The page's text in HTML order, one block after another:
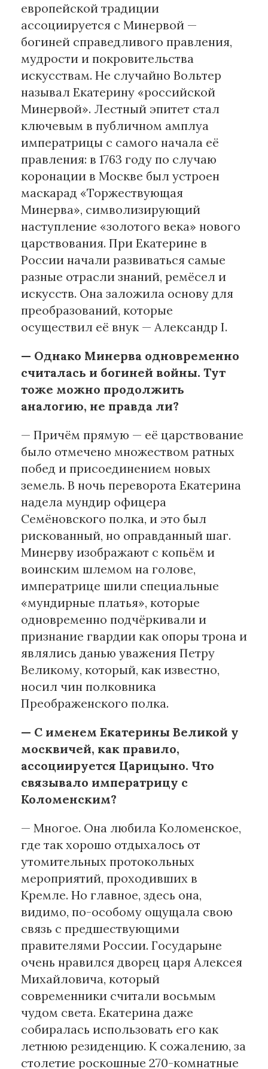
европейской традиции
ассоциируется с Минервой —
богиней справедливого правления,
мудрости и покровительства
искусствам. Не случайно Вольтер
называл Екатерину «российской
Минервой». Лестный эпитет стал
ключевым в публичном амплуа
императрицы с самого начала её
правления: в 1763 году по случаю
коронации в Москве был устроен
маскарад «Торжествующая
Минерва», символизирующий
наступление «золотого века» нового
царствования. При Екатерине в
России начали развиваться самые
разные отрасли знаний, ремёсел и
искусств. Она заложила основу для
преобразований, которые
осуществил её внук — Александр I.
— Однако Минерва одновременно
считалась и богиней войны. Тут
тоже можно продолжить
аналогию, не правда ли?
— Причём прямую — её царствование
было отмечено множеством ратных
побед и присоединением новых
земель. В ночь переворота Екатерина
надела мундир офицера
Семёновского полка, и это был
рискованный, но оправданный шаг.
Минерву изображают с копьём и
воинским шлемом на голове,
императрице шили специальные
«мундирные платья», которые
одновременно подчёркивали и
признание гвардии как опоры трона и
являлись данью уважения Петру
Великому, который, как известно,
носил чин полковника
Преображенского полка.
— С именем Екатерины Великой у
москвичей, как правило,
ассоциируется Царицыно. Что
связывало императрицу с
Коломенским?
— Многое. Она любила Коломенское,
где так хорошо отдыхалось от
утомительных протокольных
мероприятий, проходивших в
Кремле. Но главное, здесь она,
видимо, по-особому ощущала свою
связь с предшествующими
правителями России. Государыне
очень нравился дворец царя Алексея
Михайловича, который
современники считали восьмым
чудом света. Екатерина даже
собиралась использовать его как
летнюю резиденцию. К сожалению, за
столетие роскошные 270-комнатные